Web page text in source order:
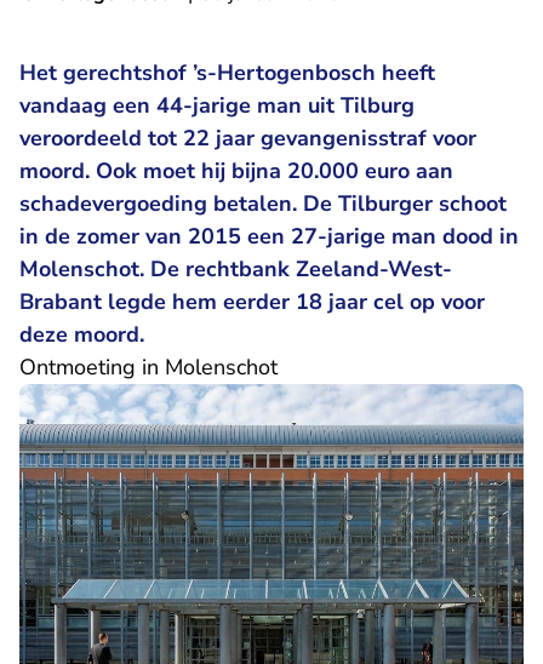
Het gerechtshof ’s-Hertogenbosch heeft
vandaag een 44-jarige man uit Tilburg
veroordeeld tot 22 jaar gevangenisstraf voor
moord. Ook moet hij bijna 20.000 euro aan
schadevergoeding betalen. De Tilburger schoot
in de zomer van 2015 een 27-jarige man dood in
Molenschot. De rechtbank Zeeland-West-
Brabant legde hem eerder 18 jaar cel op voor
deze moord.
Ontmoeting in Molenschot